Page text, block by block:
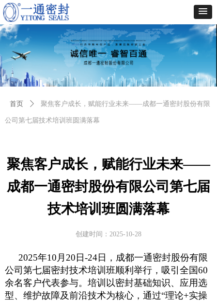
聚焦客户成长，赋能行业未来——
成都一通密封股份有限公司第七届
技术培训班圆满落幕
2025年10月20日-24日，成都一通密封股份有限
公司第七届密封技术培训班顺利举行，吸引全国60
余名客户代表参与。培训以密封基础知识、应用选
型、维护故障及前沿技术为核心，通过“理论+实操
首页 ꄲ 聚焦客户成长，赋能行业未来——成都一通密封股份有限
公司第七届技术培训班圆满落幕
创建时间： 2025-10-28